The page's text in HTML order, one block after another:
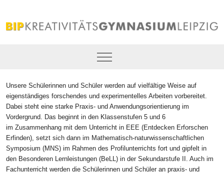
Mobile Menu Toggle
Unsere Schülerinnen und Schüler werden auf vielfältige Weise auf
eigenständiges forschendes und experimentelles Arbeiten vorbereitet.
Dabei steht eine starke Praxis- und Anwendungsorientierung im
Vordergrund. Das beginnt in den Klassenstufen 5 und 6
im Zusammenhang mit dem Unterricht in EEE (Entdecken Erforschen
Erfinden), setzt sich dann im Mathematisch-naturwissenschaftlichen
Symposium (MNS) im Rahmen des Profilunterrichts fort und gipfelt in
den Besonderen Lernleistungen (BeLL) in der Sekundarstufe II. Auch im
Fachunterricht werden die Schülerinnen und Schüler an praxis- und